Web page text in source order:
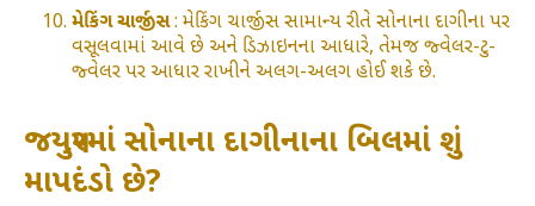
મેકિંગ ચાર્જીસ: મેકિંગ ચાર્જીસ સામાન્ય રીતે સોનાના દાગીના પર
વસૂલવામાં આવે છે અને ડિઝાઇનના આધારે, તેમજ જ્વેલર-ટુ-
જ્વેલર પર આધાર રાખીને અલગ-અલગ હોઈ શકે છે.
જયપુરમાં સોનાના દાગીનાના બિલમાં શું
માપદંડો છે?